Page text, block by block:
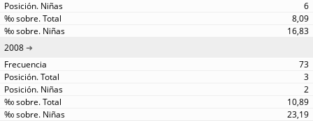
6
8,09
16,83
2008
73
3
2
10,89
23,19